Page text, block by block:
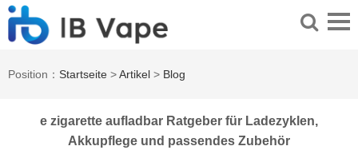
Position： Startseite >Artikel > Blog
e zigarette aufladbar Ratgeber für Ladezyklen,
Akkupflege und passendes Zubehör